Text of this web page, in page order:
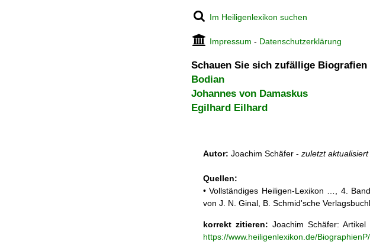
Im Heiligenlexikon suchen
Impressum - Datenschutzerklärung
Schauen Sie sich zufällige Biografien
Bodian
Johannes von Damaskus
Egilhard Eilhard
Autor: Joachim Schäfer - zuletzt aktualisiert
Quellen:
• Vollständiges Heiligen-Lexikon …, 4.
von J. N. Ginal, B. Schmid'sche
korrekt zitieren: Joachim Schäfer: Artikel
https://www.heiligenlexikon.de/